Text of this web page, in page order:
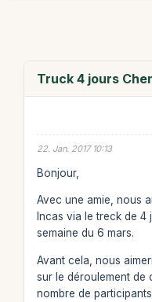
Truck 4 jours
22. Jan. 2017 10:13
Bonjour,
Avec une amie, nous
Incas via le treck de
semaine du 6 mars.
Avant cela, nous
sur le déroulement de
nombre de